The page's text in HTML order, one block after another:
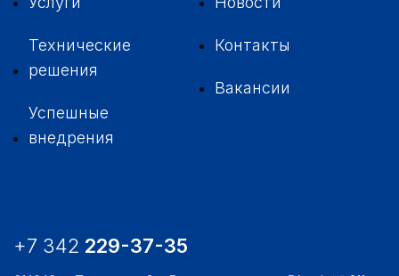
Технические
решения
Успешные
внедрения
Контакты
Вакансии
+7 342 229-37-35